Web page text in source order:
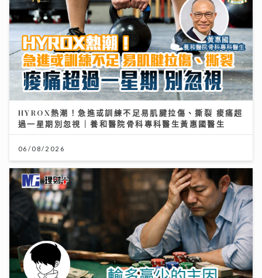
HYROX熱潮！急進或訓練不足易肌腱拉傷、撕裂 痠痛超
過一星期別忽視｜養和醫院骨科專科醫生黃惠國醫生
06/08/2026